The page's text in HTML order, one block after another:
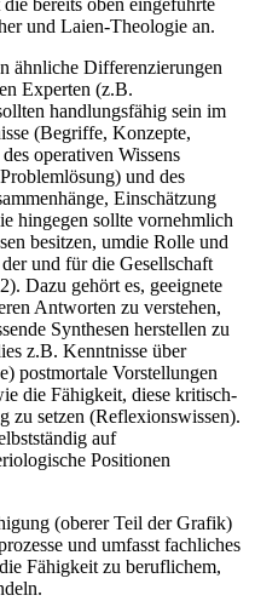
bereits oben eingeführte
und Laien-Theologie an.
ähnliche Differenzierungen
Experten (z.B.
handlungsfähig sein im
(Begriffe, Konzepte,
operativen Wissens
und des
Einschätzung
hingegen sollte vornehmlich
besitzen, umdie Rolle und
und für die Gesellschaft
Dazu gehört es, geeignete
Antworten zu verstehen,
Synthesen herstellen zu
z.B. Kenntnisse über
postmortale Vorstellungen
die Fähigkeit, diese kritisch-
zu setzen (Reflexionswissen).
auf
Positionen
(oberer Teil der Grafik)
und umfasst fachliches
Fähigkeit zu beruflichem,